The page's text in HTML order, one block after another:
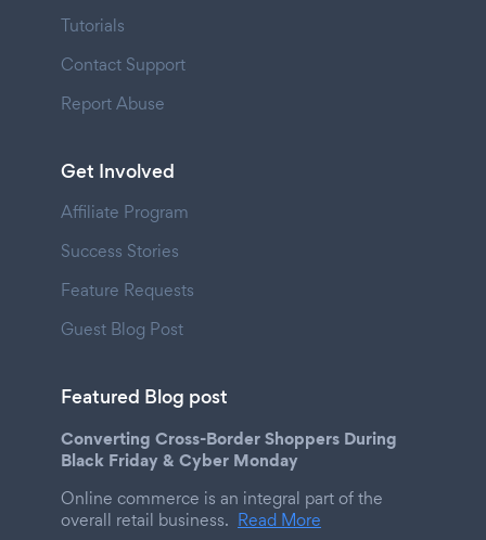
Tutorials
Contact Support
Report Abuse
Get Involved
Affiliate Program
Success Stories
Feature Requests
Guest Blog Post
Featured Blog post
Converting Cross-Border Shoppers During
Black Friday & Cyber Monday
Online commerce is an integral part of the
overall retail business. Read More